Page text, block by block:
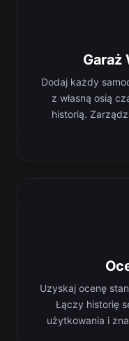
Garaż
Dodaj każdy
z własną osią
historią.
Uzyskaj ocenę
Łączy historię
użytkowania i